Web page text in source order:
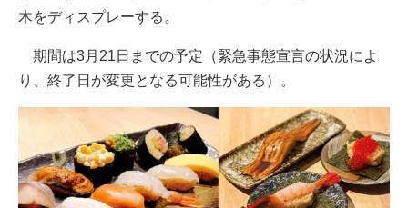
木をディスプレーする。
期間は3月21日までの予定（緊急事態宣言の状況によ
り、終了日が変更となる可能性がある）。